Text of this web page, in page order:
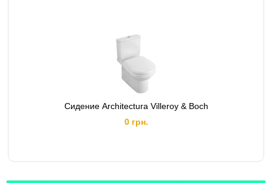
Сидение Architectura Villeroy & Boch
0 грн.